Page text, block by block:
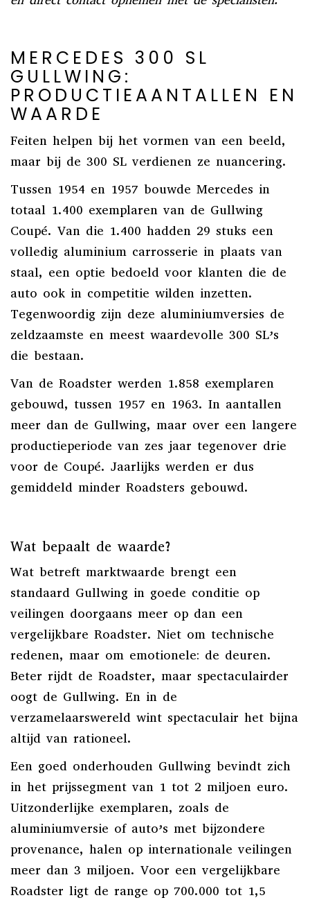
MERCEDES 300 SL
GULLWING:
PRODUCTIEAANTALLEN EN
WAARDE
Feiten helpen bij het vormen van een beeld,
maar bij de 300 SL verdienen ze nuancering.
Tussen 1954 en 1957 bouwde Mercedes in
totaal 1.400 exemplaren van de Gullwing
Coupé. Van die 1.400 hadden 29 stuks een
volledig aluminium carrosserie in plaats van
staal, een optie bedoeld voor klanten die de
auto ook in competitie wilden inzetten.
Tegenwoordig zijn deze aluminiumversies de
zeldzaamste en meest waardevolle 300 SL’s
die bestaan.
Van de Roadster werden 1.858 exemplaren
gebouwd, tussen 1957 en 1963. In aantallen
meer dan de Gullwing, maar over een langere
productieperiode van zes jaar tegenover drie
voor de Coupé. Jaarlijks werden er dus
gemiddeld minder Roadsters gebouwd.
Wat bepaalt de waarde?
Wat betreft marktwaarde brengt een
standaard Gullwing in goede conditie op
veilingen doorgaans meer op dan een
vergelijkbare Roadster. Niet om technische
redenen, maar om emotionele: de deuren.
Beter rijdt de Roadster, maar spectaculairder
oogt de Gullwing. En in de
verzamelaarswereld wint spectaculair het bijna
altijd van rationeel.
Een goed onderhouden Gullwing bevindt zich
in het prijssegment van 1 tot 2 miljoen euro.
Uitzonderlijke exemplaren, zoals de
aluminiumversie of auto’s met bijzondere
provenance, halen op internationale veilingen
meer dan 3 miljoen. Voor een vergelijkbare
Roadster ligt de range op 700.000 tot 1,5